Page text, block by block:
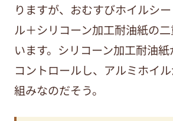
りますが、おむすびホイルシ
ル＋シリコーン加工耐油紙の
います。シリコーン加工耐油
コントロールし、アルミホイ
組みなのだそう。